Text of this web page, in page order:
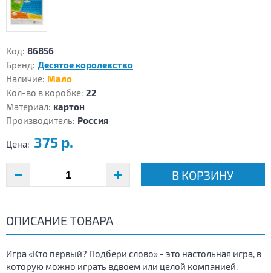
Код: 86856
Бренд: Десятое королевство
Наличие: Мало
Кол-во в коробке: 22
Материал: картон
Производитель: Россия
Цена: 375 р.
В КОРЗИНУ
ОПИСАНИЕ ТОВАРА
Игра «Кто первый? Подбери слово» - это настольная игра, в
которую можно играть вдвоем или целой компанией.